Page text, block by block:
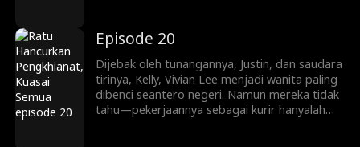
Lee. Mulai dari menjatuhkan lawan lewat
siaran langsung dan konflik keluarga, hingga
melatih Ryan Shaw yang pemalu menjadi
pewaris tangguh, Vivian memainkan
permainan kekuasaan dan balas dendam yang
kejam.
Episode 20
Dijebak oleh tunangannya, Justin, dan saudara
tirinya, Kelly, Vivian Lee menjadi wanita paling
dibenci seantero negeri. Namun mereka tidak
tahu—pekerjaannya sebagai kurir hanyalah